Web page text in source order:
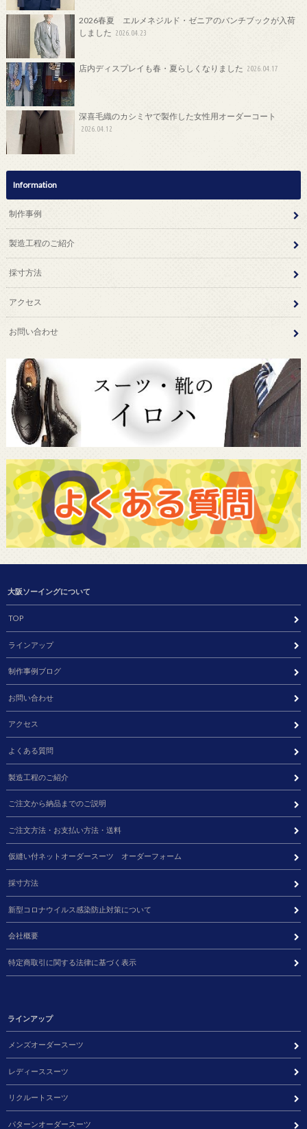
2026春夏 エルメネジルド・ゼニアのバンチブックが入荷
しました 2026.04.23
店内ディスプレイも春・夏らしくなりました 2026.04.17
深喜毛織のカシミヤで製作した女性用オーダーコート
2026.04.12
Information
制作事例
製造工程のご紹介
採寸方法
アクセス
お問い合わせ
大阪ソーイングについて
TOP
ラインアップ
制作事例ブログ
お問い合わせ
アクセス
よくある質問
製造工程のご紹介
ご注文から納品までのご説明
ご注文方法・お支払い方法・送料
仮縫い付ネットオーダースーツ オーダーフォーム
採寸方法
新型コロナウイルス感染防止対策について
会社概要
特定商取引に関する法律に基づく表示
ラインアップ
メンズオーダースーツ
レディーススーツ
リクルートスーツ
パターンオーダースーツ